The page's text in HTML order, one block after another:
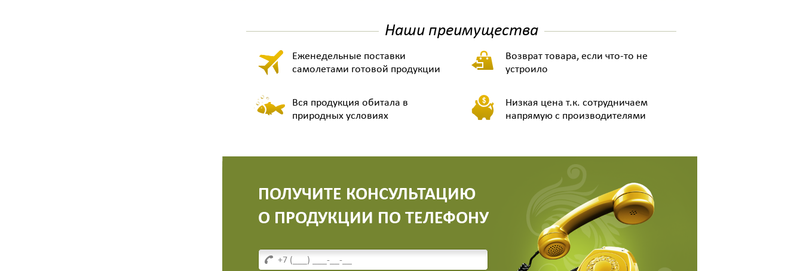
Наши преимущества
Еженедельные поставки
самолетами готовой продукции
Возврат товара, если что-то не
устроило
Вся продукция обитала в
природных условиях
Низкая цена т.к. сотрудничаем
напрямую с производителями
ПОЛУЧИТЕ КОНСУЛЬТАЦИЮ
О ПРОДУКЦИИ ПО ТЕЛЕФОНУ